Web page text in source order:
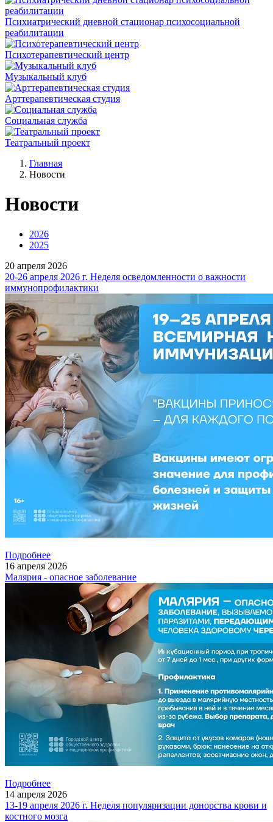
Психиатрический дневной стационар психосоциальной
реабилитации
Психотерапевтический центр
Музыкальный клуб
Арттерапевтическая студия
Социальная служба
Театральный проект
Главная
Новости
Новости
2026
2025
20 апреля 2026
20-26 апреля 2026 г. Неделя осведомленности о важности
иммунопрофилактики
Подробнее
16 апреля 2026
Малярия - опасное заболевание
Подробнее
14 апреля 2026
13-19 апреля 2026 г. Неделя популяризации донорства крови и
коcтного мозга